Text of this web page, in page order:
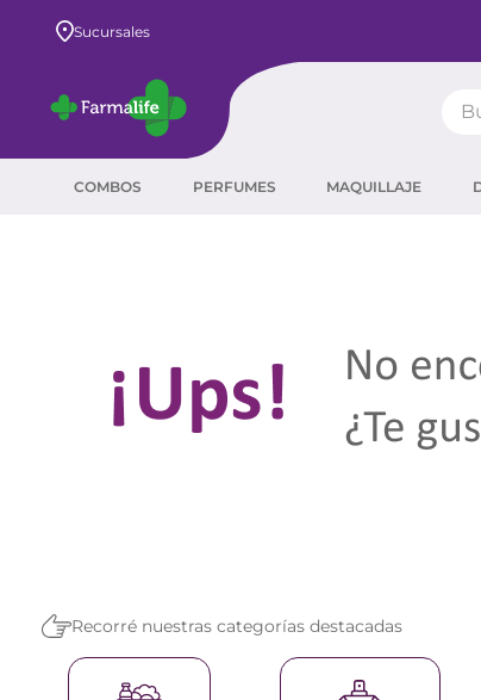
Sucursales
COMBOS PERFUMES MAQUILLAJE
Recorré nuestras categorías destacadas